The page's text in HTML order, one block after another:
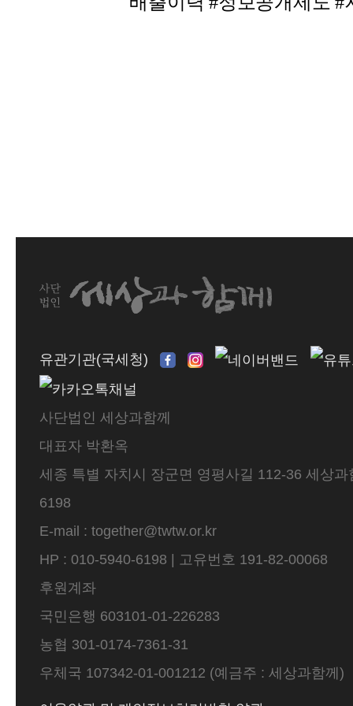
유관기관(국세청)
사단법인 세상과함께
대표자 박환옥
세종 특별 자치시 장군면 영평사길 112-36 세상
6198
E-mail : together@twtw.or.kr
HP : 010-5940-6198 | 고유번호 191-82-00068
후원계좌
국민은행 603101-01-226283
농협 301-0174-7361-31
우체국 107342-01-001212 (예금주 : 세상과함께)